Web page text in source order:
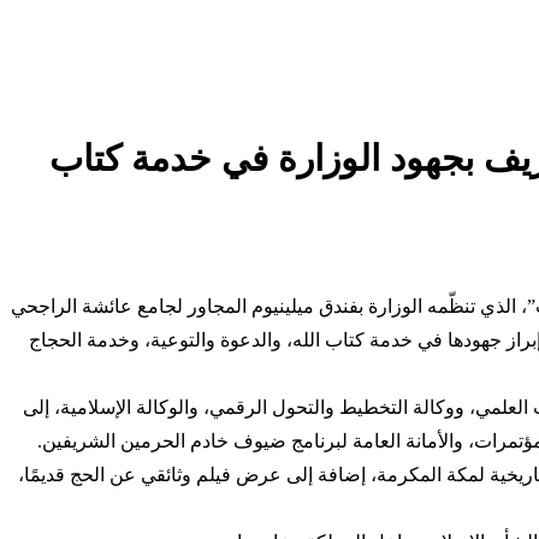
بجهود الوزارة في خدمة كتاب
الذي تنظّمه الوزارة بفندق ميلينيوم المجاور لجامع عائشة الراجحي
وإداراتها المتخصصة؛ بهدف إبراز جهودها في خدمة كتاب الله، والدعوة والتوعية، وخدمة الحجاج
ووكالة التخطيط والتحول الرقمي، والوكالة الإسلامية، إلى
والأمانة العامة لبرنامج ضيوف خادم الحرمين الشريفين.
لمكة المكرمة، إضافة إلى عرض فيلم وثائقي عن الحج قديمًا،